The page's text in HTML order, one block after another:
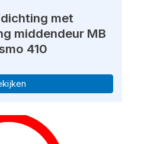
met
middendeur MB
410